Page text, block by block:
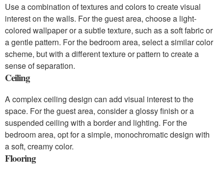
Use a combination of textures and colors to create visual
interest on the walls. For the guest area, choose a light-
colored wallpaper or a subtle texture, such as a soft fabric or
a gentle pattern. For the bedroom area, select a similar color
scheme, but with a different texture or pattern to create a
sense of separation.
Ceiling
A complex ceiling design can add visual interest to the
space. For the guest area, consider a glossy finish or a
suspended ceiling with a border and lighting. For the
bedroom area, opt for a simple, monochromatic design with
a soft, creamy color.
Flooring